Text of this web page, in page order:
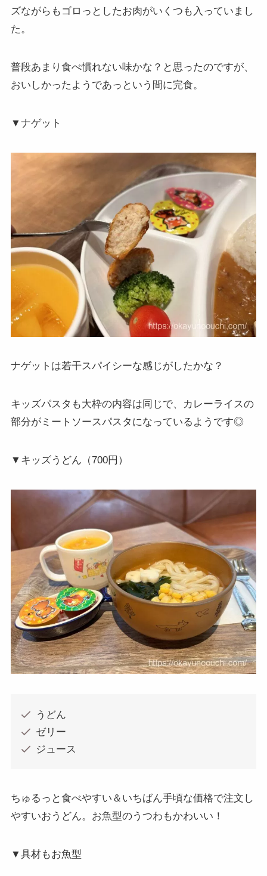
ズながらもゴロっとしたお肉がいくつも入っていまし
た。
普段あまり食べ慣れない味かな？と思ったのですが、
おいしかったようであっという間に完食。
▼ナゲット
ナゲットは若干スパイシーな感じがしたかな？
キッズパスタも大枠の内容は同じで、カレーライスの
部分がミートソースパスタになっているようです◎
▼キッズうどん（700円）
うどん
ゼリー
ジュース
ちゅるっと食べやすい＆いちばん手頃な価格で注文し
やすいおうどん。お魚型のうつわもかわいい！
▼具材もお魚型